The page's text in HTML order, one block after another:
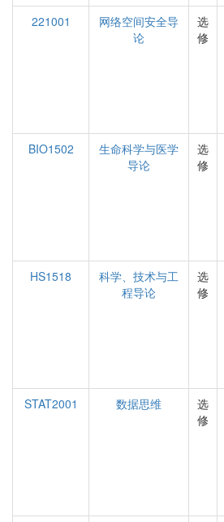
221001
网络空间安全导
论
选
修
BIO1502
生命科学与医学
导论
选
修
HS1518
科学、技术与工
程导论
选
修
STAT2001
数据思维
选
修